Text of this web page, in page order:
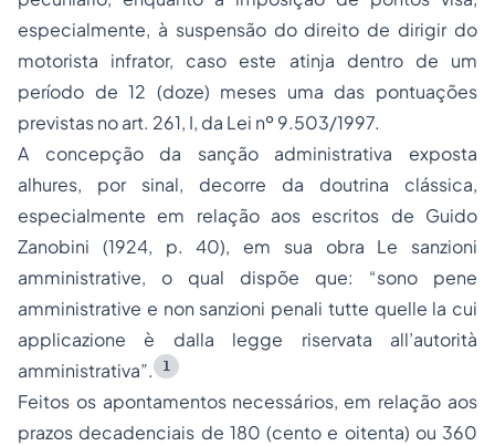
especialmente, à suspensão do direito de dirigir do
motorista infrator, caso este atinja dentro de um
período de 12 (doze) meses uma das pontuações
previstas no art. 261, I, da Lei nº 9.503/1997.
A concepção da sanção administrativa exposta
alhures, por sinal, decorre da doutrina clássica,
especialmente em relação aos escritos de Guido
Zanobini (1924, p. 40), em sua obra Le sanzioni
amministrative, o qual dispõe que: “sono pene
amministrative e non sanzioni penali tutte quelle la cui
applicazione è dalla legge riservata all’autorità
amministrativa”. 1
Feitos os apontamentos necessários, em relação aos
prazos decadenciais de 180 (cento e oitenta) ou 360